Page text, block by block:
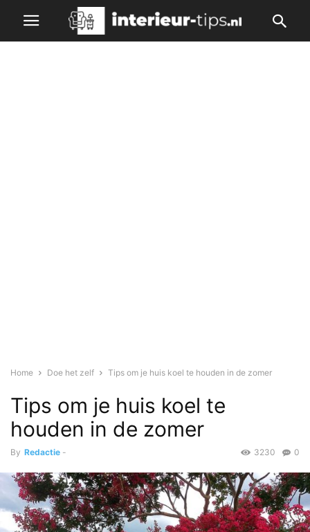
Home Doe het zelf Tips om je huis koel te houden in de zomer
Tips om je huis koel te
houden in de zomer
By Redactie - 0
3230